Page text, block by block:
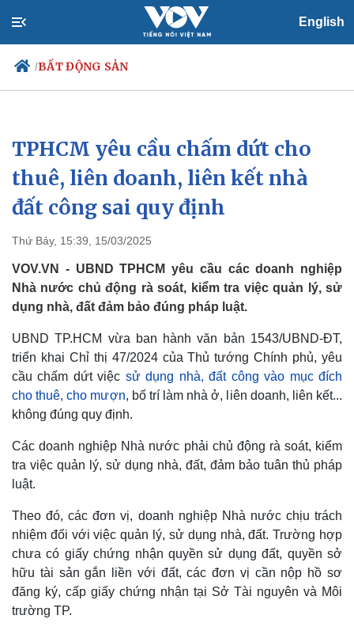
English
/BẤT ĐỘNG SẢN
Chính trị
Đảng
Tổ chức nhân sự
Quốc hội
Nhận diện sự thật
Xã hội
Tin 24h
Dự báo thời tiết
Giáo dục
Dấu ấn VOV
TPHCM yêu cầu chấm dứt cho
thuê, liên doanh, liên kết nhà
đất công sai quy định
Thứ Bảy, 15:39, 15/03/2025
VOV.VN - UBND TPHCM yêu cầu các doanh nghiệp
Nhà nước chủ động rà soát, kiểm tra việc quản lý, sử
dụng nhà, đất đảm bảo đúng pháp luật.
UBND TP.HCM vừa ban hành văn bản 1543/UBND-ĐT,
triển khai Chỉ thị 47/2024 của Thủ tướng Chính phủ, yêu
cầu chấm dứt việc sử dụng nhà, đất công vào mục đích
cho thuê, cho mượn, bố trí làm nhà ở, liên doanh, liên kết...
không đúng quy định.
Các doanh nghiệp Nhà nước phải chủ động rà soát, kiểm
tra việc quản lý, sử dụng nhà, đất, đảm bảo tuân thủ pháp
luật.
Theo đó, các đơn vị, doanh nghiệp Nhà nước chịu trách
nhiệm đối với việc quản lý, sử dụng nhà, đất. Trường hợp
chưa có giấy chứng nhận quyền sử dụng đất, quyền sở
hữu tài sản gắn liền với đất, các đơn vị cần nộp hồ sơ
đăng ký, cấp giấy chứng nhận tại Sở Tài nguyên và Môi
trường TP.